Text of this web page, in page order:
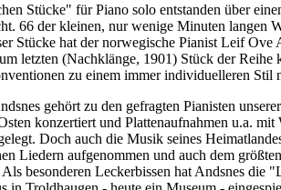
Stücke" für Piano solo entstanden über
66 der kleinen, nur wenige Minuten langen
Stücke hat der norwegische Pianist Leif
letzten (Nachklänge, 1901) Stück der
zu einem immer individuelleren Stil
gehört zu den gefragten Pianisten
konzertiert und Plattenaufnahmen u.a.
Doch auch die Musik seines
Liedern aufgenommen und auch dem
besonderen Leckerbissen hat Andsnes